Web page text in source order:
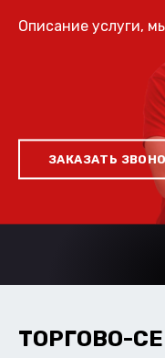
Описание услуги,
ЗАКАЗАТЬ
ТОРГОВО-